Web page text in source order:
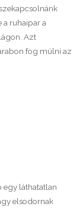
a ruhaipar a
Azt
fog múlni az
egy láthatatlan
elsodornak